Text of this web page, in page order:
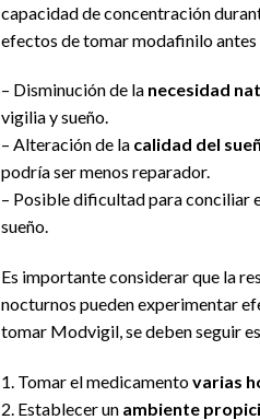
capacidad de concentración
efectos de tomar modafinilo
– Disminución de la necesidad
vigilia y sueño.
– Alteración de la calidad del
podría ser menos reparador.
– Posible dificultad para conciliar
sueño.
Es importante considerar que la
nocturnos pueden experimentar
tomar Modvigil, se deben seguir
1. Tomar el medicamentovarias
2. Establecer un ambiente